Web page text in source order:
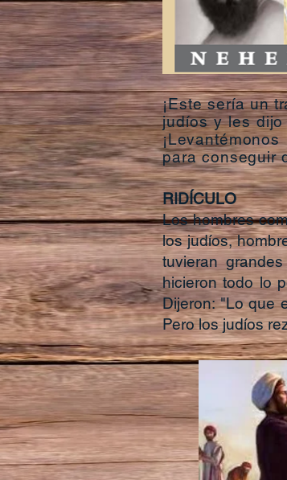
¡Este sería un
judíos y les dijo
para conseguir
RIDÍCULO
Los hombres
los judíos,
tuvieran
hicieron todo lo
Dijeron: "Lo que
Pero los judíos